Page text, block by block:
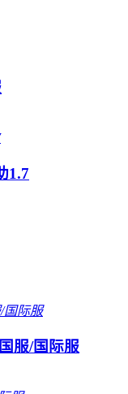
1.7
服/国际服